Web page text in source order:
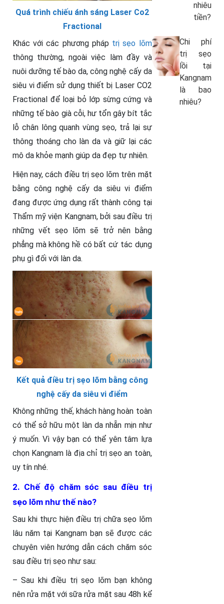
Quá trình chiếu ánh sáng Laser Co2
Fractional
Khác với các phương pháp trị sẹo lõm
thông thường, ngoài việc làm đầy và
nuôi dưỡng tế bào da, công nghệ cấy da
siêu vi điểm sử dụng thiết bị Laser CO2
Fractional để loại bỏ lớp sừng cứng và
những tế bào già cỗi, hư tổn gây bít tắc
lỗ chân lông quanh vùng sẹo, trả lại sự
thông thoáng cho làn da và giữ lại các
mô da khỏe mạnh giúp da đẹp tự nhiên.
Hiện nay, cách điều trị sẹo lõm trên mặt
bằng công nghệ cấy da siêu vi điểm
đang được ứng dụng rất thành công tại
Thẩm mỹ viện Kangnam, bởi sau điều trị
những vết sẹo lõm sẽ trở nên bằng
phẳng mà không hề có bất cứ tác dụng
phụ gì đối với làn da.
Kết quả điều trị sẹo lõm bằng công
nghệ cấy da siêu vi điểm
Không những thế, khách hàng hoàn toàn
có thể sở hữu một làn da nhẵn mịn như
ý muốn. Vì vậy bạn có thể yên tâm lựa
chọn Kangnam là địa chỉ trị sẹo an toàn,
uy tín nhé.
2. Chế độ chăm sóc sau điều trị
sẹo lõm như thế nào?
Sau khi thực hiện điều trị chữa sẹo lõm
lâu năm tại Kangnam bạn sẽ được các
chuyên viên hướng dẫn cách chăm sóc
sau điều trị sẹo như sau:
– Sau khi điều trị sẹo lõm bạn không
nên rửa mặt với sữa rửa mặt sau 48h kể
nhiêu
tiền?
Chi phí
trị sẹo
lồi tại
Kangnam
là bao
nhiêu?